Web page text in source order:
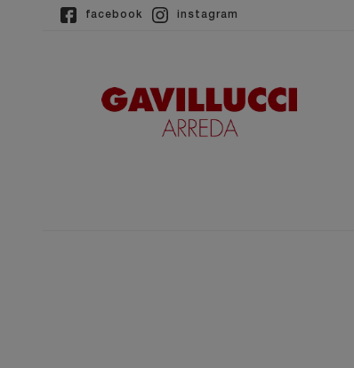
facebook instagram